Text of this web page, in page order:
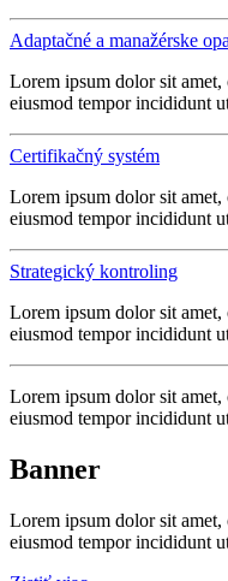
Adaptačné a manažérske
Lorem ipsum dolor sit amet,
eiusmod tempor incididunt
Certifikačný systém
Lorem ipsum dolor sit amet,
eiusmod tempor incididunt
Strategický kontroling
Lorem ipsum dolor sit amet,
eiusmod tempor incididunt
Lorem ipsum dolor sit amet,
eiusmod tempor incididunt
Banner
Lorem ipsum dolor sit amet,
eiusmod tempor incididunt